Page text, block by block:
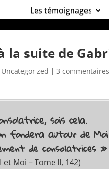
Les témoignages
la suite de
Uncategorized | 3 commentaires
sois cela.
fondera autour de Moi
de consolatrices »
et Moi – Tome II, 142)